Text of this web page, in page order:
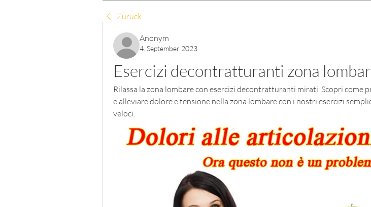
Zurück
Anonym
4. September 2023
Esercizi decontratturanti zona
Rilassa la zona lombare con esercizi decontratturanti mirati. Scopri come
e alleviare dolore e tensione nella zona lombare con i nostri esercizi
veloci.